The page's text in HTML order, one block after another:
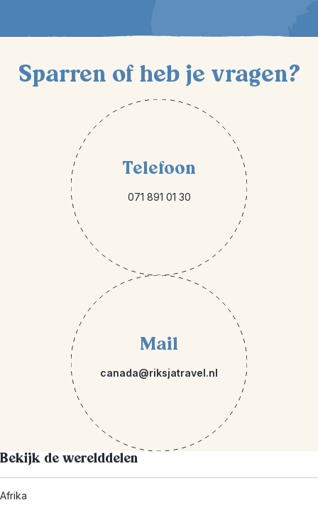
Sparren of heb je vragen?
Telefoon
071 891 01 30
Mail
canada@riksjatravel.nl
Bekijk de werelddelen
Afrika